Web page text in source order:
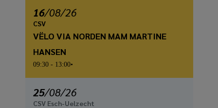
16/08/26
CSV
VËLO VIA NORDEN MAM MARTINE
HANSEN
09:30 - 13:00
25/08/26
CSV Esch-Uelzecht